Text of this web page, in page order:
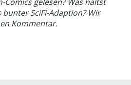
bunter SciFi-Adaption? Wir
Kommentar.